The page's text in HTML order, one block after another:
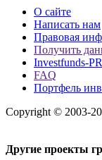
О сайте
Написать нам
Правовая
Получить
Investfunds-
FAQ
Портфель
Copyright © 2003-
Другие проекты